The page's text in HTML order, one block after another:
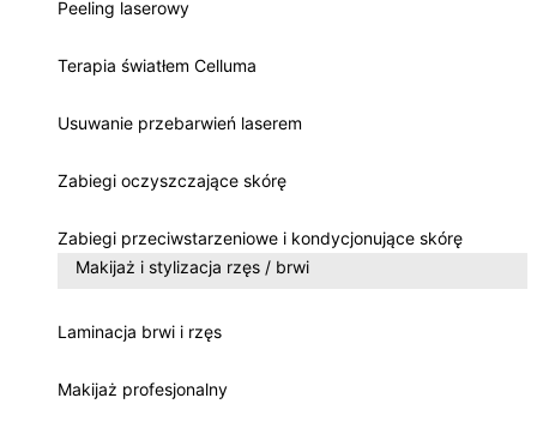
Peeling laserowy
Terapia światłem Celluma
Usuwanie przebarwień laserem
Zabiegi oczyszczające skórę
Zabiegi przeciwstarzeniowe i kondycjonujące skórę
Makijaż i stylizacja rzęs / brwi
Laminacja brwi i rzęs
Makijaż profesjonalny